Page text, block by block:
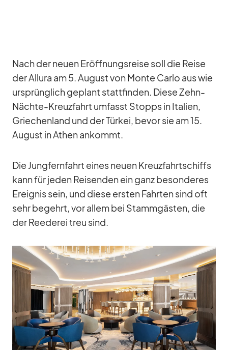
Nach der neuen Er­öff­nungs­reise soll die Reise
der Al­lura am 5. Au­gust von Monte Carlo aus wie
ur­sprüng­lich ge­plant statt­fin­den. Diese Zehn-
Nächte-Kreuz­fahrt um­fasst Stopps in Ita­lien,
Grie­chen­land und der Tür­kei, be­vor sie am 15.
Au­gust in Athen an­kommt.
Die Jung­fern­fahrt ei­nes neuen Kreuz­fahrt­schiffs
kann für je­den Rei­sen­den ein ganz be­son­de­res
Er­eig­nis sein, und diese ers­ten Fahr­ten sind oft
sehr be­gehrt, vor al­lem bei Stamm­gäs­ten, die
der Ree­de­rei treu sind.